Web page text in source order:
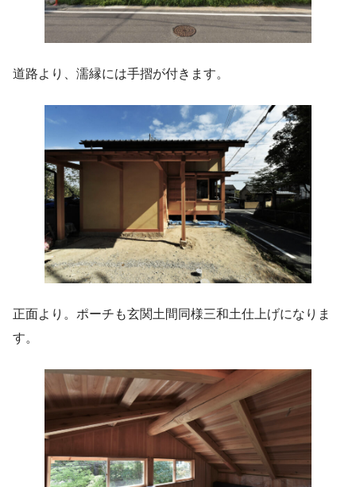
道路より、濡縁には手摺が付きます。
正面より。ポーチも玄関土間同様三和土仕上げになりま
す。